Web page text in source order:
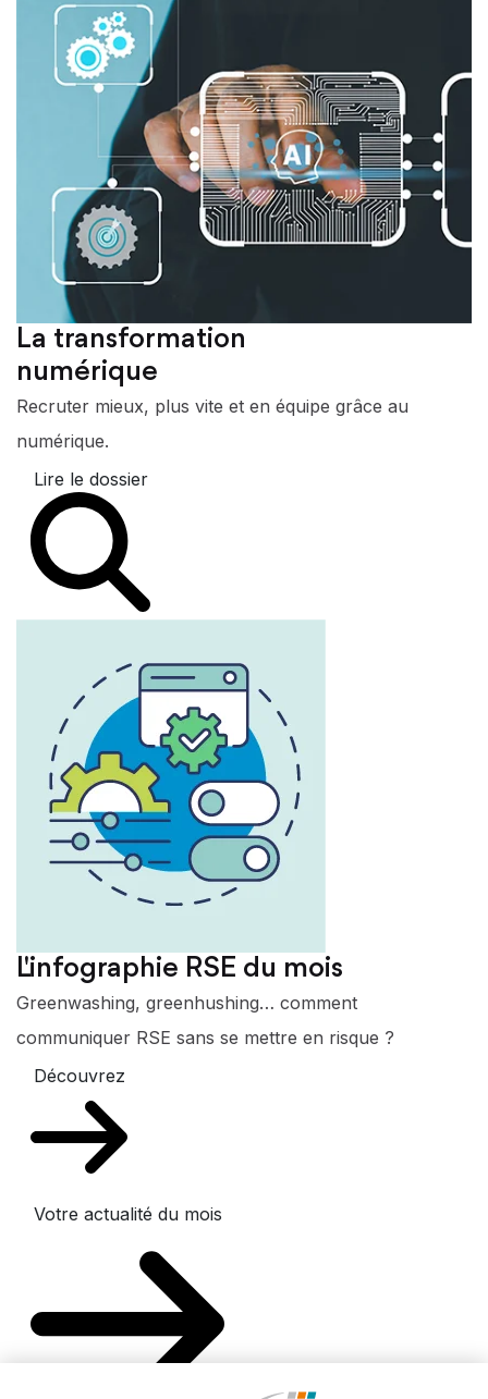
La transformation
numérique
Recruter mieux, plus vite et en équipe grâce au
numérique.
Lire le dossier
L'infographie RSE du mois
Greenwashing, greenhushing… comment
communiquer RSE sans se mettre en risque ?
Découvrez
Votre actualité du mois